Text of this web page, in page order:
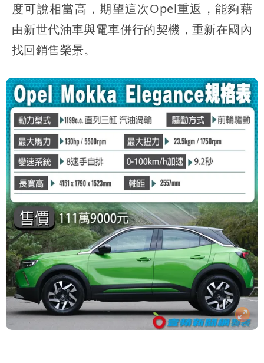
度可說相當高，期望這次Opel重返，能夠藉
由新世代油車與電車併行的契機，重新在國內
找回銷售榮景。